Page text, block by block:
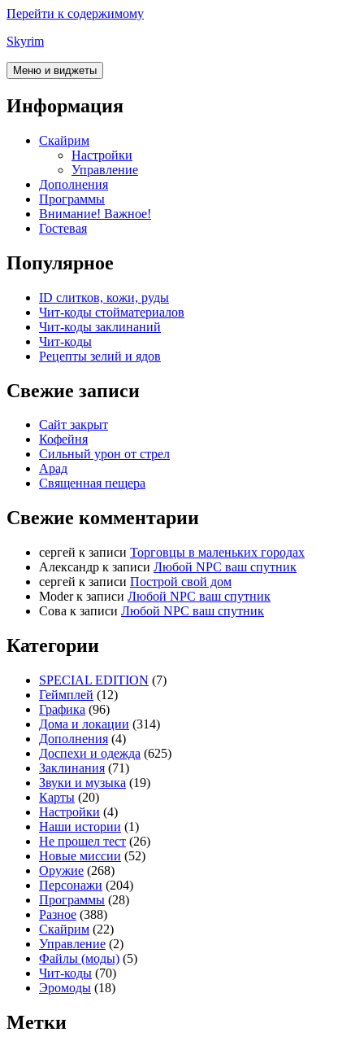
Перейти к содержимому
Skyrim
Меню и виджеты
Информация
Скайрим
Настройки
Управление
Дополнения
Программы
Внимание! Важное!
Гостевая
Популярное
ID слитков, кожи, руды
Чит-коды стойматериалов
Чит-коды заклинаний
Чит-коды
Рецепты зелий и ядов
Свежие записи
Сайт закрыт
Кофейня
Cильный урон от стрел
Арад
Священная пещера
Свежие комментарии
cергей к записи Торговцы в маленьких городах
Александр к записи Любой NPC ваш спутник
cергей к записи Построй свой дом
Moderк записи Любой NPC ваш спутник
Сова к записи Любой NPC ваш спутник
Категории
SPECIAL EDITION (7)
Геймплей (12)
Графика (96)
Дома и локации (314)
Дополнения (4)
Доспехи и одежда (625)
Заклинания (71)
Звуки и музыка (19)
Карты (20)
Настройки (4)
Наши истории (1)
Не прошел тест (26)
Новые миссии (52)
Оружие (268)
Персонажи (204)
Программы (28)
Разное (388)
Скайрим (22)
Управление (2)
Файлы (моды) (5)
Чит-коды (70)
Эромоды (18)
Метки